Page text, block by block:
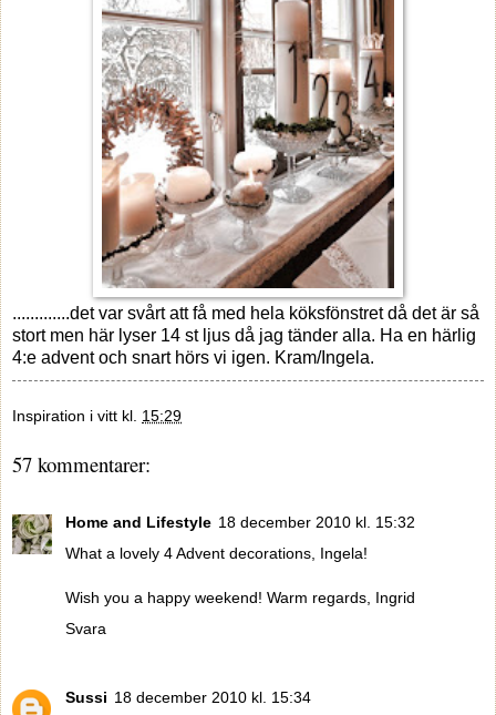
.............det var svårt att få med hela köksfönstret då det är så
stort men här lyser 14 st ljus då jag tänder alla. Ha en härlig
4:e advent och snart hörs vi igen. Kram/Ingela.
Inspiration i vitt kl. 15:29
57 kommentarer:
Home and Lifestyle 18 december 2010 kl. 15:32
What a lovely 4 Advent decorations, Ingela!
Wish you a happy weekend! Warm regards, Ingrid
Svara
Sussi 18 december 2010 kl. 15:34